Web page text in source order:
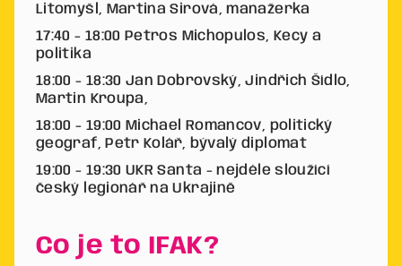
Litomyšl, Martina Sirová, manažerka
17:40 - 18:00 Petros Michopulos, Kecy a
politika
18:00 - 18:30 Jan Dobrovský, Jindřich Šídlo,
Martin Kroupa,
18:00 - 19:00 Michael Romancov, politický
geograf, Petr Kolář, bývalý diplomat
19:00 - 19:30 UKR Santa - nejdéle sloužící
český legionář na Ukrajině
Co je to IFAK?